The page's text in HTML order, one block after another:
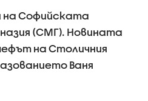
на Софийската
(СМГ). Новината
на Столичния
Ваня